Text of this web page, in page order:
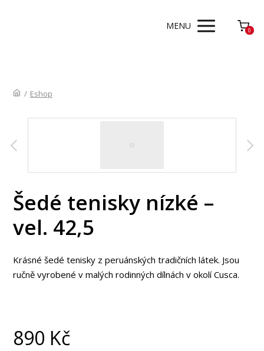
MENU 0
/ Eshop
Šedé tenisky nízké –
vel. 42,5
Krásné šedé tenisky z peruánských tradičních látek. Jsou
ručně vyrobené v malých rodinných dílnách v okolí Cusca.
890 Kč